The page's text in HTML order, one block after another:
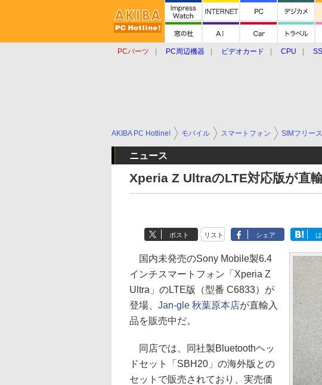
PCパーツ PC周辺機器 ビデオカード CPU
AKIBA PC Hotline! モバイル スマートフォン SIMフリー
ニュース
Xperia Z UltraのLTE対応版が直
ポスト リスト シェア
国内未発売のSony Mobile製6.4
インチスマートフォン「Xperia Z
Ultra」のLTE版（型番 C6833）が
登場、 Jan-gle 秋葉原本店が直輸入
品を販売中だ。
同店では、同社製Bluetoothヘッ
ドセット「SBH20」の海外版との
セットで販売されており、実売価